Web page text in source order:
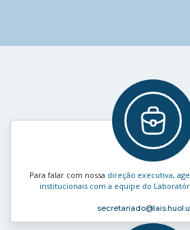
Para falar com nossa direção executiva,
institucionais com a equipe do
secretariado